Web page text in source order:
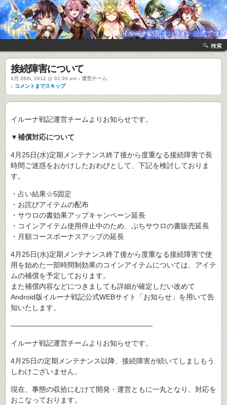
検索
接続障害について
4月 28th, 2012 @ 01:39 am › 運営チーム
↓ コメントまでスキップ
イルーナ戦記運営チームよりお知らせです。
▼補償対応について
4月25日(水)定期メンテナンス終了後から度重なる接続障害で長
時間ご迷惑をおかけしたおわびとして、下記を検討しておりま
す。
・占い結果☆5固定
・お詫びアイテムの配布
・サウロの書効果アップキャンペーン延長
・コインアイテム使用停止中のため、ぷちサウロの書販売延長
・月額コースボーナスアップの延長
4月25日(水)定期メンテナンス終了後から度重なる接続障害で使
用を始めた一部時間制効果のコインアイテムについては、アイテ
ムの補償を予定しております。
また補償内容などにつきましても詳細が確定しだい改めて
Android版イルーナ戦記公式WEBサイト「お知らせ」を用いて告
知いたします。
――――――――――――――――――――
イルーナ戦記運営チームよりお知らせです。
4月25日の定期メンテナンス以降、接続障害が続いてしましもう
しわけございません。
現在、事態の収拾にむけて開発・運営ともに一丸となり、対応を
おこなっております。